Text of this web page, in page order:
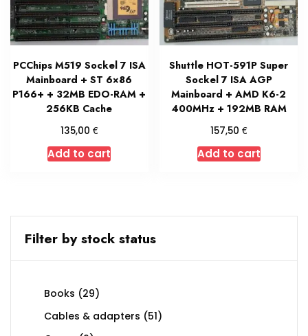
PCChips M519 Sockel 7 ISA
Mainboard + ST 6×86
P166+ + 32MB EDO-RAM +
256KB Cache
135,00 €
Add to cart
Shuttle HOT-591P Super
Sockel 7 ISA AGP
Mainboard + AMD K6-2
400MHz + 192MB RAM
157,50 €
Add to cart
Filter by stock status
Books 2929
Cables & adapters 5151